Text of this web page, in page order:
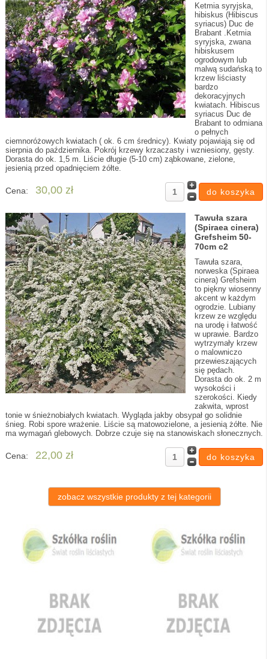
Ketmia syryjska,
hibiskus (Hibiscus
syriacus) Duc de
Brabant .Ketmia
syryjska, zwana
hibiskusem
ogrodowym lub
malwą sudańską to
krzew liściasty
bardzo
dekoracyjnych
kwiatach. Hibiscus
syriacus Duc de
Brabant to odmiana
o pełnych
ciemnoróżowych kwiatach ( ok. 6 cm średnicy). Kwiaty pojawiają się od
sierpnia do października. Pokrój krzewy krzaczasty i wzniesiony, gęsty.
Dorasta do ok. 1,5 m. Liście długie (5-10 cm) ząbkowane, zielone,
jesienią przed opadnięciem żółte.
Cena: 30,00 zł
Tawuła szara
(Spiraea cinera)
Grefsheim 50-
70cm c2
Tawuła szara,
norweska (Spiraea
cinera) Grefsheim
to piękny wiosenny
akcent w każdym
ogrodzie. Lubiany
krzew ze względu
na urodę i łatwość
w uprawie. Bardzo
wytrzymały krzew
o malowniczo
przewieszających
się pędach.
Dorasta do ok. 2 m
wysokości i
szerokości. Kiedy
zakwita, wprost
tonie w śnieżnobiałych kwiatach. Wygląda jakby obsypał go solidnie
śnieg. Robi spore wrażenie. Liście są matowozielone, a jesienią żółte. Nie
ma wymagań glebowych. Dobrze czuje się na stanowiskach słonecznych.
Cena: 22,00 zł
zobacz wszystkie produkty z tej kategorii